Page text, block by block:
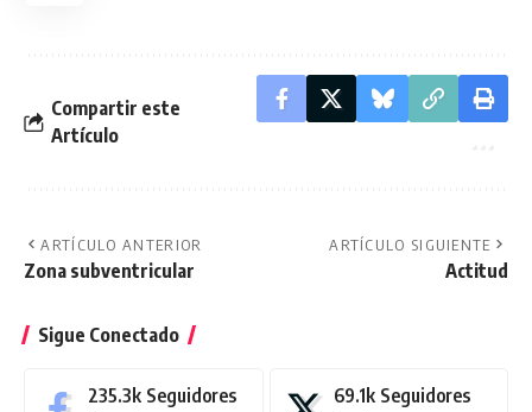
Compartir este
Artículo
ARTÍCULO ANTERIOR
Zona subventricular
ARTÍCULO SIGUIENTE
Actitud
Sigue Conectado
235.3k Seguidores 69.1k Seguidores